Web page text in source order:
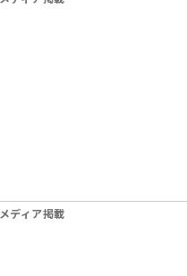
カテゴリー：
メディア掲載